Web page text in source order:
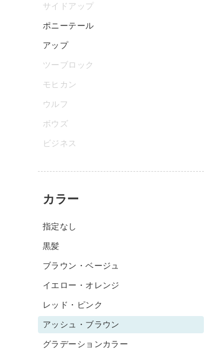
サイドアップ
ポニーテール
アップ
ツーブロック
モヒカン
ウルフ
ボウズ
ビジネス
カラー
指定なし
黒髪
ブラウン・ベージュ
イエロー・オレンジ
レッド・ピンク
アッシュ・ブラウン
グラデーションカラー